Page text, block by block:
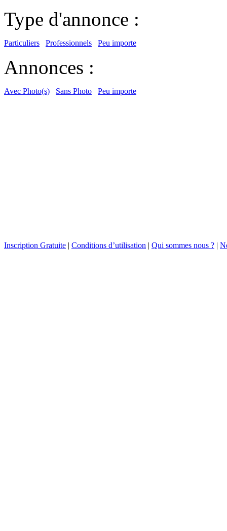
Type d'annonce :
Particuliers Professionnels Peu importe
Annonces :
Avec Photo(s) Sans Photo Peu importe
Inscription Gratuite | Conditions d’utilisation | Qui sommes nous ? |